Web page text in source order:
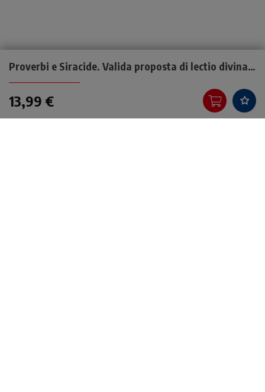
Proverbi e Siracide. Valida proposta di lectio divina dei libri sapienziali Proverbi e Siracide
13,99 €